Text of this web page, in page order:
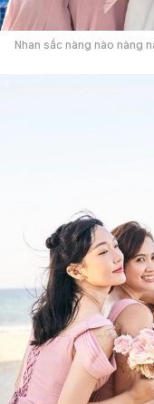
Nhan sắc nàng nào nàng